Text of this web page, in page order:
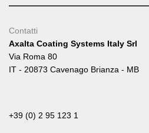
Contatti
Axalta Coating Systems Italy Srl
Via Roma 80
IT - 20873 Cavenago Brianza - MB
+39 (0) 2 95 123 1